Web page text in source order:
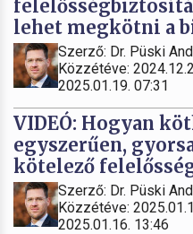
lehet megkötni a
Szerző: Dr. Püski
Közzétéve:
2025.01.19. 07:31
VIDEÓ: Hogyan
egyszerűen,
kötelező
Szerző: Dr. Püski
Közzétéve:
2025.01.16. 13:46